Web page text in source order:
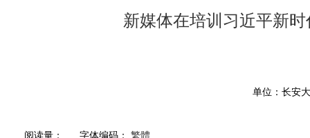
新媒体在培训习近平新
单位：长安
阅读量： 字体编码： 繁體